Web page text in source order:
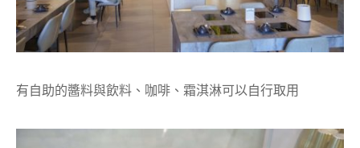
有自助的醬料與飲料、咖啡、霜淇淋可以自行取用